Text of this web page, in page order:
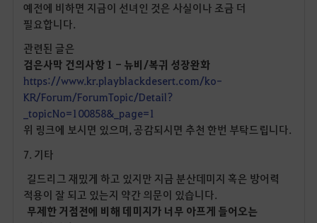
예전에 비하면 지금이 선녀인 것은 사실이나 조금 더
필요합니다.
관련된 글은
검은사막 건의사항 1 - 뉴비/복귀 성장완화
https://www.kr.playblackdesert.com/ko-
KR/Forum/ForumTopic/Detail?
_topicNo=100858&_page=1
위 링크에 보시면 있으며, 공감되시면 추천 한번 부탁드립니다.
7. 기타
길드리그 재밌게 하고 있지만 지금 분산데미지 혹은 방어력
적용이 잘 되고 있는지 약간 의문이 있습니다.
무제한 거점전에 비해 데미지가 너무 아프게 들어오는